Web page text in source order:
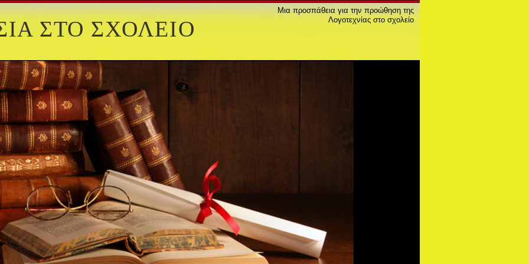
ΣΤΟ ΣΧΟΛΕΙΟ
Μια προσπάθεια για την προώθηση της
Λογοτεχνίας στο σχολείο